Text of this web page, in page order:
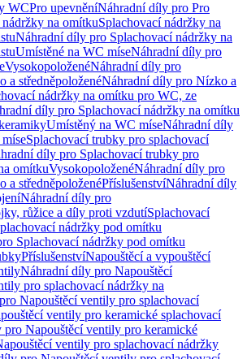
WCPro upevněníNáhradní díly pro Pro
na omítkuSplachovací nádržky na
Náhradní díly pro Splachovací nádržky na
Umístěné na WC míseNáhradní díly pro
VysokopoloženéNáhradní díly pro
a středněpoloženéNáhradní díly pro Nízko a
nádržky na omítku pro WC, ze
díly pro Splachovací nádržky na omítku
Umístěný na WC míseNáhradní díly
Splachovací trubky pro splachovací
díly pro Splachovací trubky pro
omítkuVysokopoloženéNáhradní díly pro
a středněpoloženéPříslušenstvíNáhradní díly
Náhradní díly pro
růžice a díly proti vzdutíSplachovací
nádržky pod omítku
Splachovací nádržky pod omítku
PříslušenstvíNapouštěcí a vypouštěcí
Náhradní díly pro Napouštěcí
pro splachovací nádržky na
Napouštěcí ventily pro splachovací
ventily pro keramické splachovací
Napouštěcí ventily pro keramické
ventily pro splachovací nádržky